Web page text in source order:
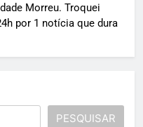
Morreu. Troquei
por 1 notícia que dura
PESQUISAR